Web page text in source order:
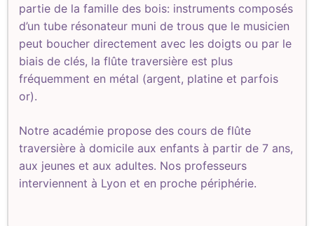
partie de la famille des bois: instruments composés
d’un tube résonateur muni de trous que le musicien
peut boucher directement avec les doigts ou par le
biais de clés, la flûte traversière est plus
fréquemment en métal (argent, platine et parfois
or).
Notre académie propose des cours de flûte
traversière à domicile aux enfants à partir de 7 ans,
aux jeunes et aux adultes. Nos professeurs
interviennent à Lyon et en proche périphérie.